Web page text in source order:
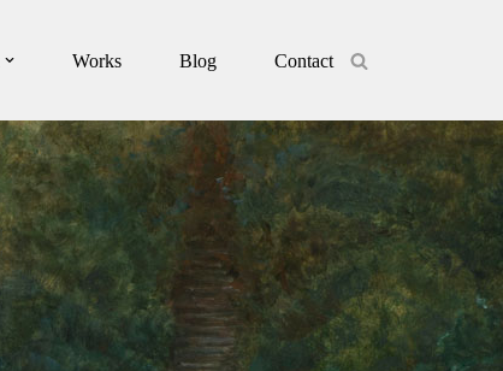
Works Blog Contact